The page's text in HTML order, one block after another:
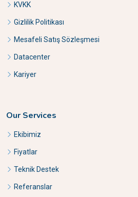
KVKK
Gizlilik Politikası
Mesafeli Satış Sözleşmesi
Datacenter
Kariyer
Our Services
Ekibimiz
Fiyatlar
Teknik Destek
Referanslar